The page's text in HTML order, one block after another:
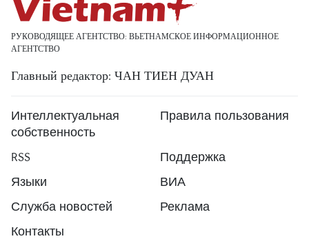
РУКОВОДЯЩЕЕ АГЕНТСТВО: ВЬЕТНАМСКОЕ ИНФОРМАЦИОННОЕ
АГЕНТСТВО
Главный редактор: ЧАН ТИЕН ДУАН
Интеллектуальная
собственность
Правила пользования
RSS
Поддержка
Языки
ВИА
Служба новостей
Реклама
Контакты